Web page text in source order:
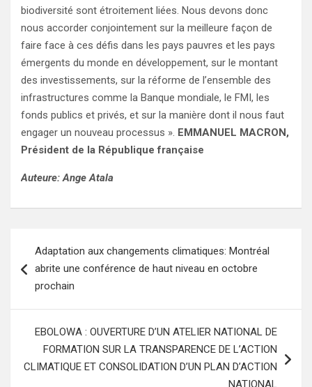
biodiversité sont étroitement liées. Nous devons donc
nous accorder conjointement sur la meilleure façon de
faire face à ces défis dans les pays pauvres et les pays
émergents du monde en développement, sur le montant
des investissements, sur la réforme de l’ensemble des
infrastructures comme la Banque mondiale, le FMI, les
fonds publics et privés, et sur la manière dont il nous faut
engager un nouveau processus ». EMMANUEL MACRON,
Président de la République française
Auteure: Ange Atala
de
l’article
Adaptation aux changements climatiques: Montréal
abrite une conférence de haut niveau en octobre
prochain
EBOLOWA : OUVERTURE D’UN ATELIER NATIONAL DE
FORMATION SUR LA TRANSPARENCE DE L’ACTION
CLIMATIQUE ET CONSOLIDATION D’UN PLAN D’ACTION
NATIONAL